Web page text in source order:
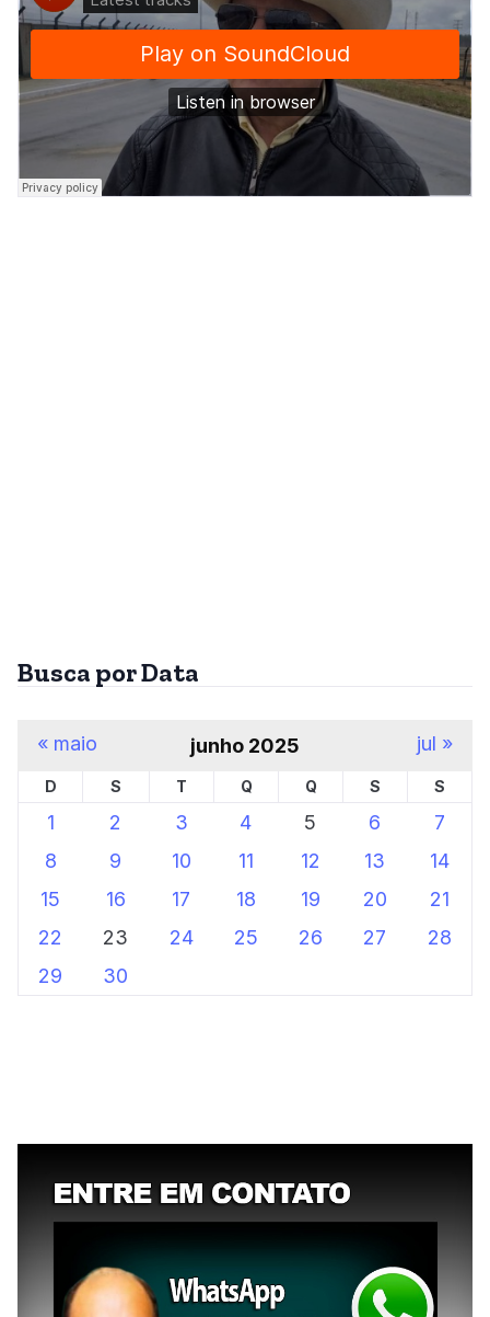
Busca por Data
junho 2025
D S T Q Q S S
1 2 3 4 5 6
7
8
9 10 11 12 13
14
15
16 17 18 19 20
21
22
23 24 25 26 27
28
29
30
« maio jul »